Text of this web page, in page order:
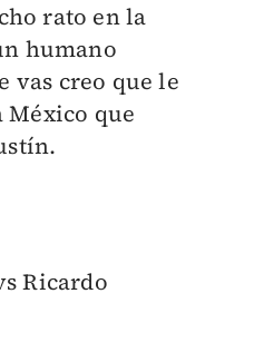
rato en la
humano
vas creo que le
México que
Ricardo